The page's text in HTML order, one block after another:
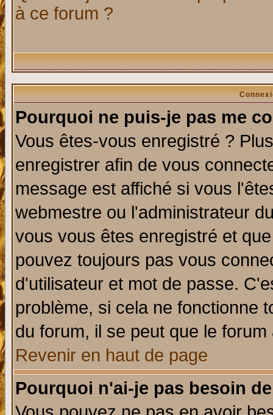
à ce forum ?
Pourquoi ne puis-je pas me
Vous êtes-vous enregistré ?
enregistrer afin de vous
message est affiché si vous
webmestre ou l'administrateur
vous vous êtes enregistré et
pouvez toujours pas vous
d'utilisateur et mot de passe.
problème, si cela ne fonctionne
du forum, il se peut que le
Revenir en haut de page
Pourquoi n'ai-je pas besoin